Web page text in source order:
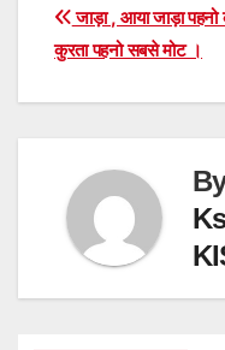
Post
navigation
जाड़ा , आया जाड़ा पहनो
कुरता पहनो सबसे मोट ।
By